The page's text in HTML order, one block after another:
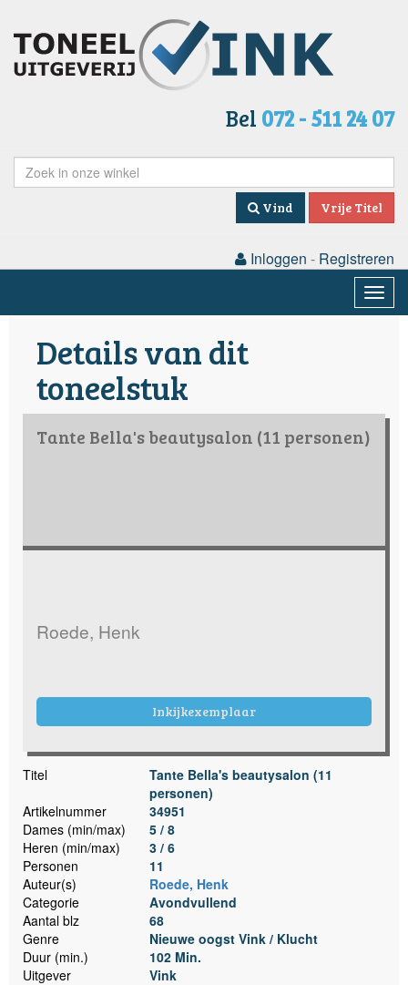
Bel 072 - 511 24 07
Vind Vrije Titel
Inloggen - Registreren
Details van dit
toneelstuk
Tante Bella's beautysalon (11 personen)
Roede, Henk
Inkijkexemplaar
Titel
Tante Bella's beautysalon (11
personen)
Artikelnummer
34951
Dames (min/max)
5 / 8
Heren (min/max)
3 / 6
Personen
11
Auteur(s)
Roede, Henk
Categorie
Avondvullend
Aantal blz
68
Genre
Nieuwe oogst Vink / Klucht
Duur (min.)
102 Min.
Uitgever
Vink